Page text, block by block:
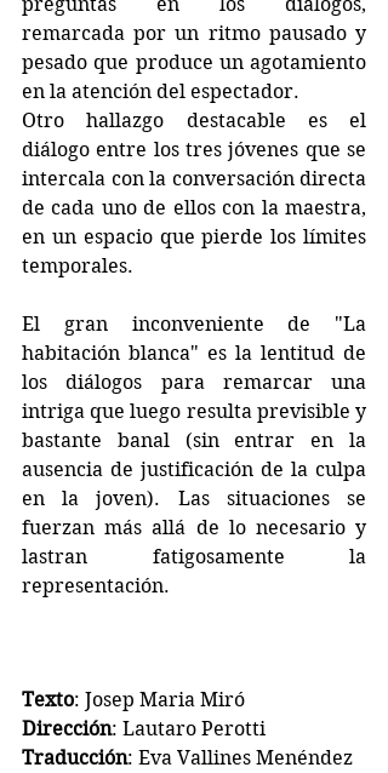
remarcada por un ritmo pausado y
pesado que produce un agotamiento
en la atención del espectador.
Otro hallazgo destacable es el
diálogo entre los tres jóvenes que se
intercala con la conversación directa
de cada uno de ellos con la maestra,
en un espacio que pierde los límites
temporales.
El gran inconveniente de "La
habitación blanca" es la lentitud de
los diálogos para remarcar una
intriga que luego resulta previsible y
bastante banal (sin entrar en la
ausencia de justificación de la culpa
en la joven). Las situaciones se
fuerzan más allá de lo necesario y
lastran fatigosamente la
representación.
Texto: Josep Maria Miró
Dirección: Lautaro Perotti
Traducción: Eva Vallines Menéndez